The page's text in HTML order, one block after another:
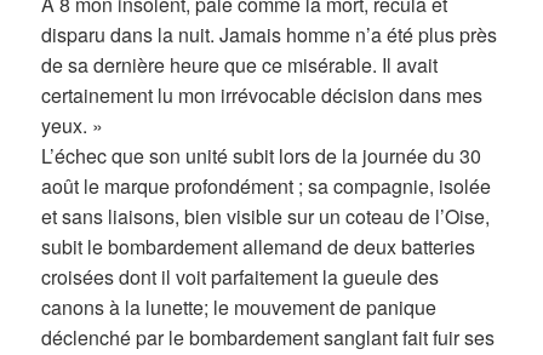
disparu dans la nuit. Jamais homme n’a été plus près
de sa dernière heure que ce misérable. Il avait
certainement lu mon irrévocable décision dans mes
yeux. »
L’échec que son unité subit lors de la journée du 30
août le marque profondément ; sa compagnie, isolée
et sans liaisons, bien visible sur un coteau de l’Oise,
subit le bombardement allemand de deux batteries
croisées dont il voit parfaitement la gueule des
canons à la lunette; le mouvement de panique
déclenché par le bombardement sanglant fait fuir ses